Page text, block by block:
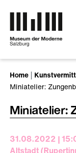
Home
Miniatelier:
Miniatelier:
31.08.2022 |
Altstadt